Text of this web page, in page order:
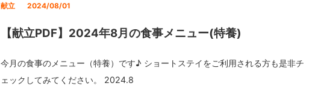
献立 2024/08/01
【献立PDF】2024年8月の食事メニュー(特養)
今月の食事のメニュー（特養）です♪ ショートステイをご利用される方も是非チ
ェックしてみてください。 2024.8